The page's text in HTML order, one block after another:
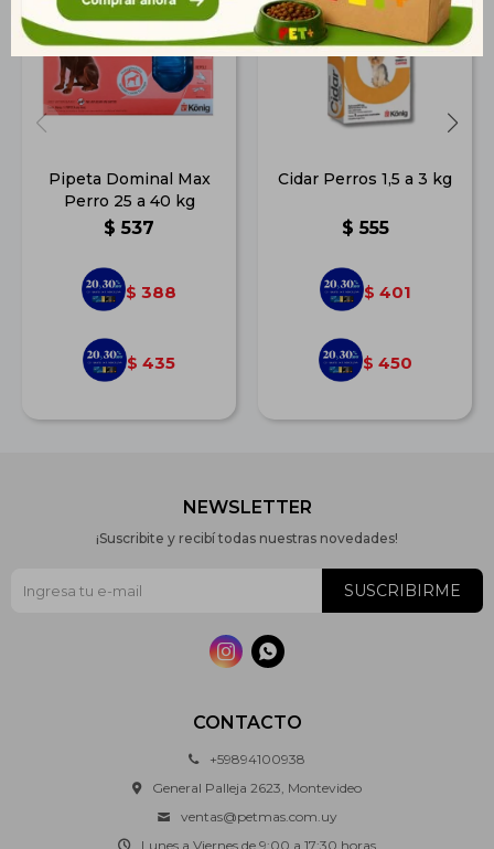
Pipeta Dominal Max
Perro 25 a 40 kg
$ 537
$ 388
$ 435
Cidar Perros 1,5 a 3 kg
$ 555
$ 401
$ 450
CONTACTO
+59894100938
General Palleja 2623, Montevideo
ventas@petmas.com.uy
Lunes a Viernes de 9:00 a 17:30 horas
NEWSLETTER
¡Suscribite y recibí todas nuestras novedades!
SUSCRIBIRME
 